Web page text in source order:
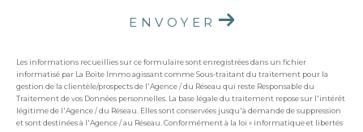
ENVOYER
Les informations recueillies sur ce formulaire sont enregistrées dans un fichier
informatisé par La Boite Immo agissant comme Sous-traitant du traitement pour la
gestion de la clientèle/prospects de l'Agence / du Réseau qui reste Responsable du
Traitement de vos Données personnelles. La base légale du traitement repose sur l'intérêt
légitime de l'Agence / du Réseau. Elles sont conservées jusqu'à demande de suppression
et sont destinées à l'Agence / au Réseau. Conformément à la loi « informatique et libertés